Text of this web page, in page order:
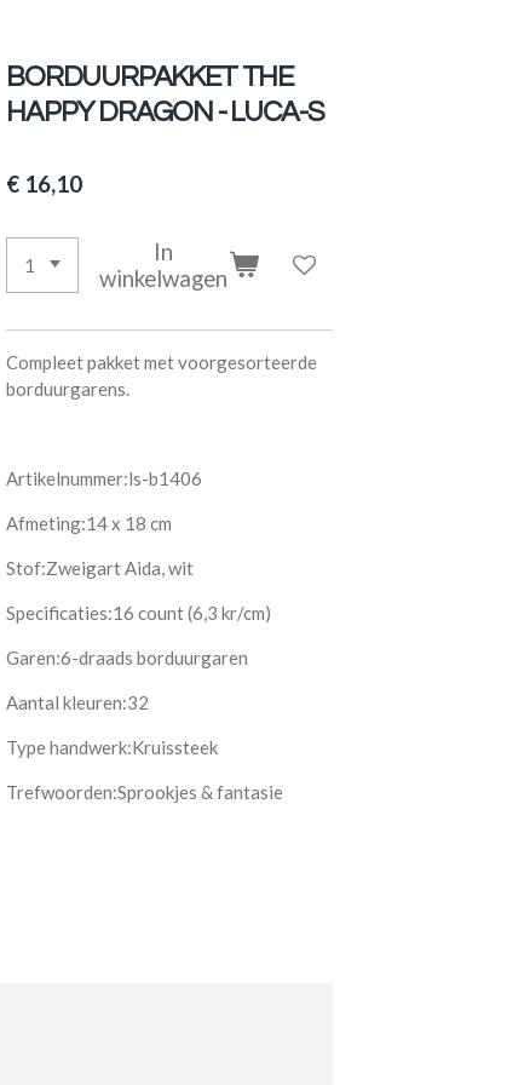
BORDUURPAKKET THE
HAPPY DRAGON - LUCA-S
€ 16,10
In
winkelwagen
Compleet pakket met voorgesorteerde
borduurgarens.
Artikelnummer:ls-b1406
Afmeting:14 x 18 cm
Stof:Zweigart Aida, wit
Specificaties:16 count (6,3 kr/cm)
Garen:6-draads borduurgaren
Aantal kleuren:32
Type handwerk:Kruissteek
Trefwoorden:Sprookjes & fantasie